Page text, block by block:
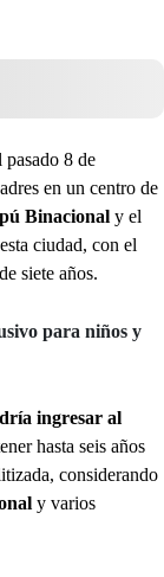
8 de
en un centro de
Binacional y el
ciudad, con el
siete años.
para niños y
ingresar al
hasta seis años
considerando
y varios